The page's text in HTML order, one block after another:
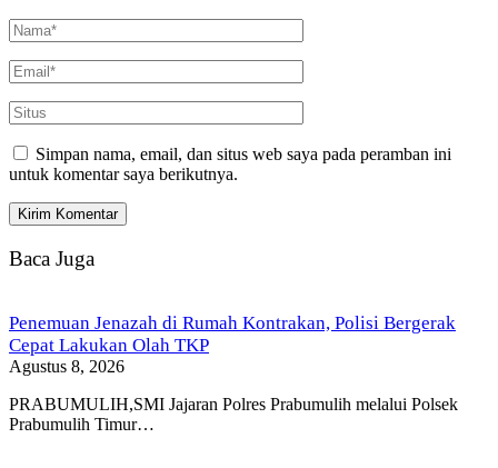
Simpan nama, email, dan situs web saya pada peramban ini
untuk komentar saya berikutnya.
Baca Juga
Penemuan Jenazah di Rumah Kontrakan, Polisi Bergerak
Cepat Lakukan Olah TKP
Agustus 8, 2026
PRABUMULIH,SMI Jajaran Polres Prabumulih melalui Polsek
Prabumulih Timur…